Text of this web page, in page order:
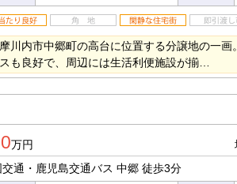
川内市中郷町の高台に位置する分譲地の一画
も良好で、周辺には生活利便施設が揃…
万円
交通・鹿児島交通バス 中郷 徒歩3分